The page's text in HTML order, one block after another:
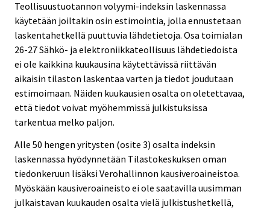
Teollisuustuotannon volyymi-indeksin laskennassa
käytetään joiltakin osin estimointia, jolla ennustetaan
laskentahetkellä puuttuvia lähdetietoja. Osa toimialan
26-27 Sähkö- ja elektroniikkateollisuus lähdetiedoista
ei ole kaikkina kuukausina käytettävissä riittävän
aikaisin tilaston laskentaa varten ja tiedot joudutaan
estimoimaan. Näiden kuukausien osalta on oletettavaa,
että tiedot voivat myöhemmissä julkistuksissa
tarkentua melko paljon.
Alle 50 hengen yritysten (osite 3) osalta indeksin
laskennassa hyödynnetään Tilastokeskuksen oman
tiedonkeruun lisäksi Verohallinnon kausiveroaineistoa.
Myöskään kausiveroaineisto ei ole saatavilla uusimman
julkaistavan kuukauden osalta vielä julkistushetkellä,